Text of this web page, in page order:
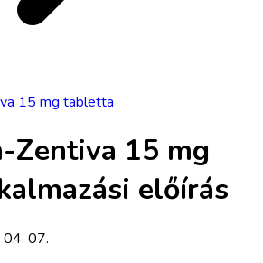
15 mg tabletta
Zentiva 15 mg
előírás
07.